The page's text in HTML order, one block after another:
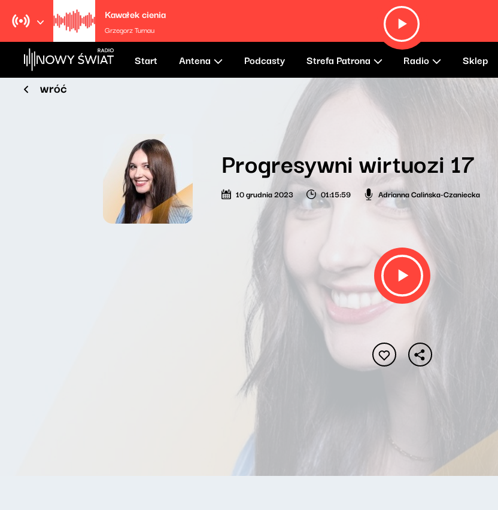
Kawałek cienia
Grzegorz Turnau
Start Antena Podcasty Strefa Patrona Radio Sklep
wróć
Progresywni wirtuozi 17
10 grudnia 2023 01:15:59 Adrianna Calińska-Czaniecka